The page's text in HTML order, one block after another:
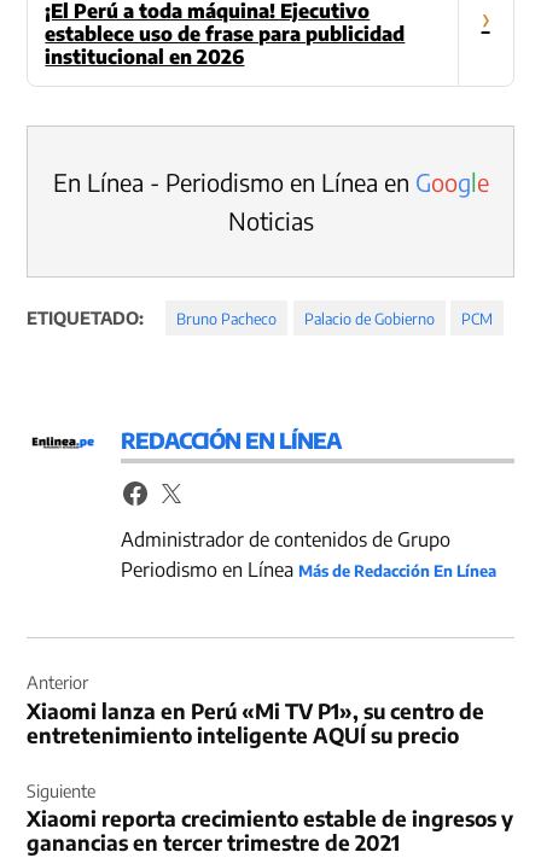
¡El Perú a toda máquina! Ejecutivo
establece uso de frase para publicidad
institucional en 2026
›
En Línea - Periodismo en Línea en Google
Noticias
ETIQUETADO: Bruno Pacheco Palacio de Gobierno PCM
REDACCIÓN EN LÍNEA
Administrador de contenidos de Grupo
Periodismo en LíneaMás de Redacción En Línea
de
entradas
Anterior
Xiaomi lanza en Perú «Mi TV P1», su centro de
entretenimiento inteligente AQUÍ su precio
Siguiente
Xiaomi reporta crecimiento estable de ingresos y
ganancias en tercer trimestre de 2021